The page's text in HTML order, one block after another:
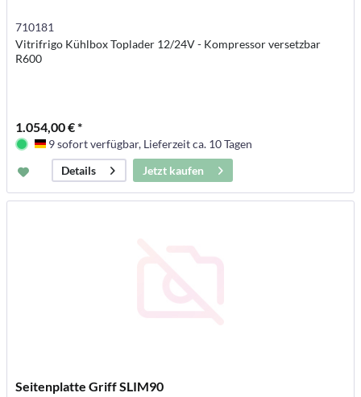
710181
Vitrifrigo Kühlbox Toplader 12/24V - Kompressor versetzbar
R600
1.054,00 € *
Deutschland
9 sofort verfügbar, Lieferzeit ca. 10 Tagen
Details
Jetzt kaufen
Seitenplatte Griff SLIM90